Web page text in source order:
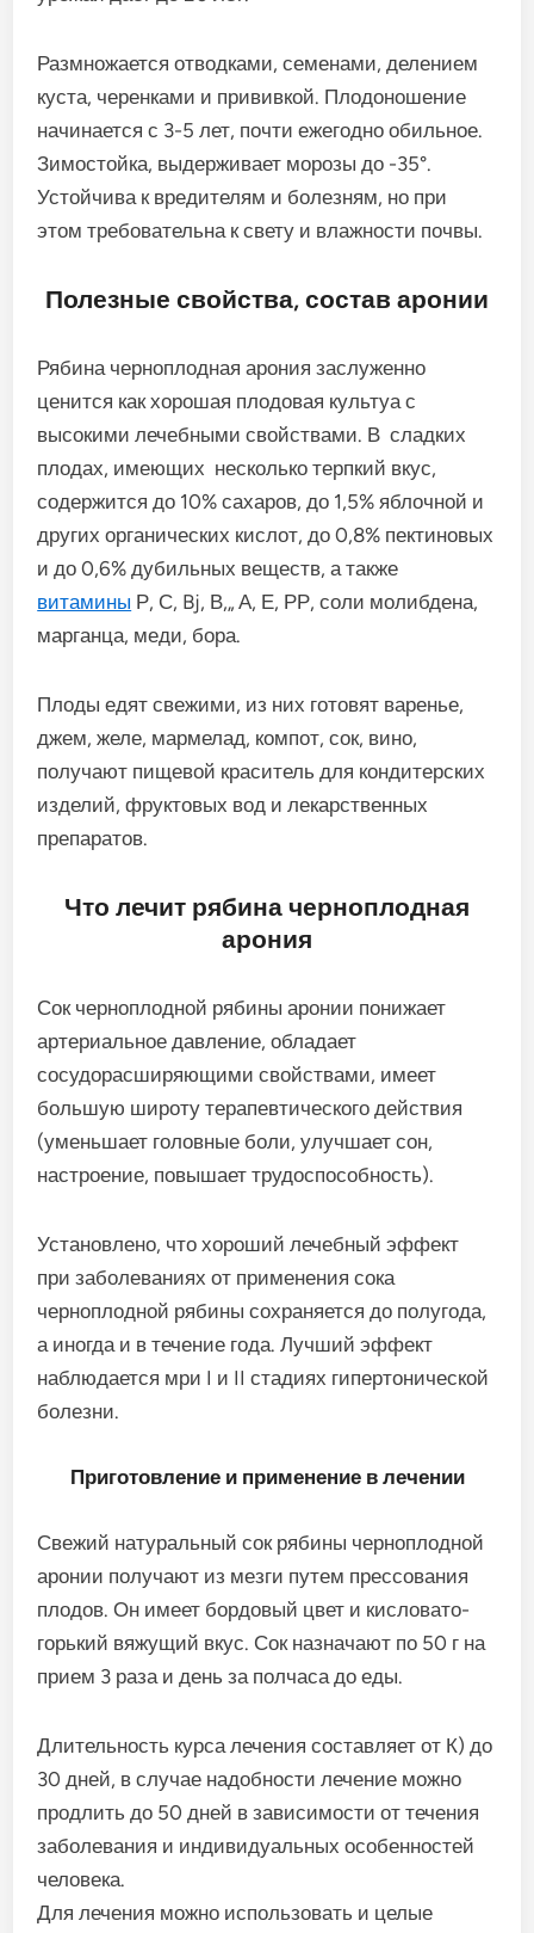
Размножается отводками, семенами, делением
куста, черенками и прививкой. Плодоношение
начинается с 3-5 лет, почти ежегодно обильное.
Зимостойка, выдерживает морозы до -35°.
Устойчива к вредителям и болезням, но при
этом требовательна к свету и влажности почвы.
Полезные свойства, состав аронии
Рябина черноплодная арония заслуженно
ценится как хорошая плодовая культуа с
высокими лечебными свойствами. В сладких
плодах, имеющих несколько терпкий вкус,
содержится до 10% сахаров, до 1,5% яблочной и
других органических кислот, до 0,8% пектиновых
и до 0,6% дубильных веществ, а также
витамины Р, С, Bj, В,„ А, Е, РР, соли молибдена,
марганца, меди, бора.
Плоды едят свежими, из них готовят варенье,
джем, желе, мармелад, компот, сок, вино,
получают пищевой краситель для кондитерских
изделий, фруктовых вод и лекарственных
препаратов.
Что лечит рябина черноплодная
арония
Сок черноплодной рябины аронии понижает
артериальное давление, обладает
сосудорасширяющими свойствами, имеет
большую широту терапевтического действия
(уменьшает головные боли, улучшает сон,
настроение, повышает трудоспособность).
Установлено, что хороший лечебный эффект
при заболеваниях от применения сока
черноплодной рябины сохраняется до полугода,
а иногда и в течение года. Лучший эффект
наблюдается мри I и II стадиях гипертонической
болезни.
Приготовление и применение в лечении
Свежий натуральный сок рябины черноплодной
аронии получают из мезги путем прессования
плодов. Он имеет бордовый цвет и кисловато-
горький вяжущий вкус. Сок назначают по 50 г на
прием 3 раза и день за полчаса до еды.
Длительность курса лечения составляет от К) до
30 дней, в случае надобности лечение можно
продлить до 50 дней в зависимости от течения
заболевания и индивидуальных особенностей
человека.
Для лечения можно использовать и целые